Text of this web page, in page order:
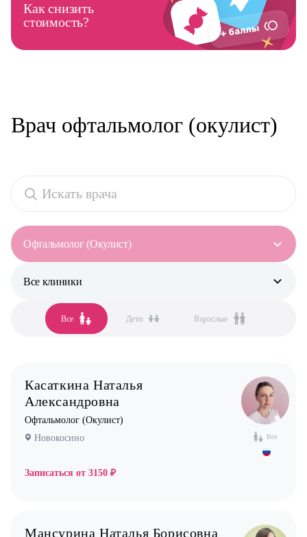
Как снизить
стоимость?
Врач офтальмолог (окулист)
Все Дети Взрослые
Офтальмолог (Окулист)
Все специальности
Аллерголог-иммунолог
Анестезиолог
Дерматолог
Кардиолог детский
Логопед
Мануальный терапевт
Нефролог
Все клиники
Все клиники
Жулебино
Коммунарка
Кузьминки
Новокосино
Все
Касаткина Наталья
Александровна
Офтальмолог (Окулист)
Новокосино
Записаться от 3150 ₽
Мансурина Наталья Борисовна